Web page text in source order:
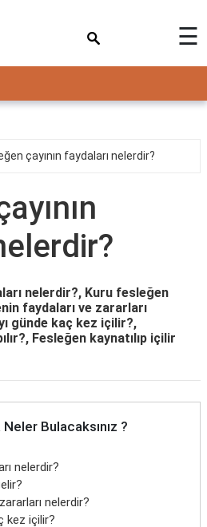
☰
çayının faydaları nelerdir?
nelerdir?, Kuru fesleğen
faydaları ve zararları
günde kaç kez içilir?,
Fesleğen kaynatılıp içilir
Neler Bulacaksınız ?
nelerdir?
nelerdir?
kez içilir?